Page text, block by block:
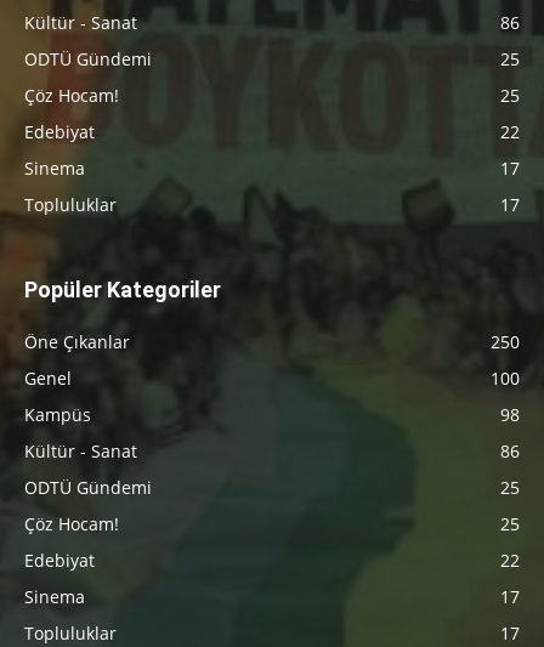
Kültür - Sanat
86
ODTÜ Gündemi
25
Çöz Hocam!
25
Edebiyat
22
Sinema
17
Topluluklar
17
Popüler Kategoriler
Öne Çıkanlar
250
Genel
100
Kampüs
98
Kültür - Sanat
86
ODTÜ Gündemi
25
Çöz Hocam!
25
Edebiyat
22
Sinema
17
Topluluklar
17